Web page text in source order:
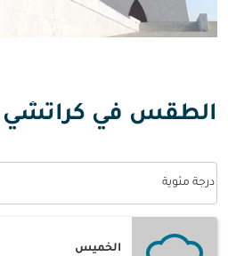
الطقس في كراتشي
درجة مئوية
الخميس